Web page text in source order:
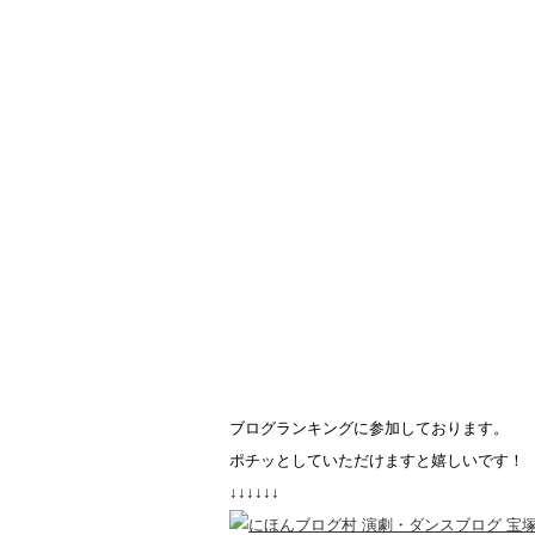
ブログランキングに参加しております。
ポチッとしていただけますと嬉しいです！
↓↓↓↓↓↓